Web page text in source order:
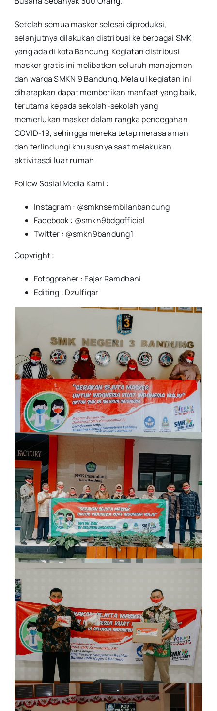
Setelah semua masker selesai diproduksi,
selanjutnya dilakukan distribusi ke berbagai SMK
yang ada di kota Bandung. Kegiatan distribusi
masker gratis ini melibatkan seluruh manajemen
dan warga SMKN 9 Bandung. Melalui kegiatan ini
diharapkan dapat memberikan manfaat yang baik,
terutama kepada sekolah-sekolah yang
memerlukan masker dalam rangka pencegahan
COVID-19, sehingga mereka tetap merasa aman
dan terlindungi khususnya saat melakukan
aktivitasdi luar rumah
Follow Sosial Media Kami :
Instagram : @smknsembilanbandung
Facebook : @smkn9bdgofficial
Twitter : @smkn9bandung1
Copyright :
Fotogpraher : Fajar Ramdhani
Editing : Dzulfiqar